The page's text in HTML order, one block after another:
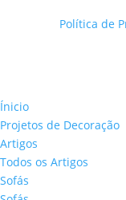
Política de
Ínicio
Projetos de Decoração
Artigos
Todos os Artigos
Sofás